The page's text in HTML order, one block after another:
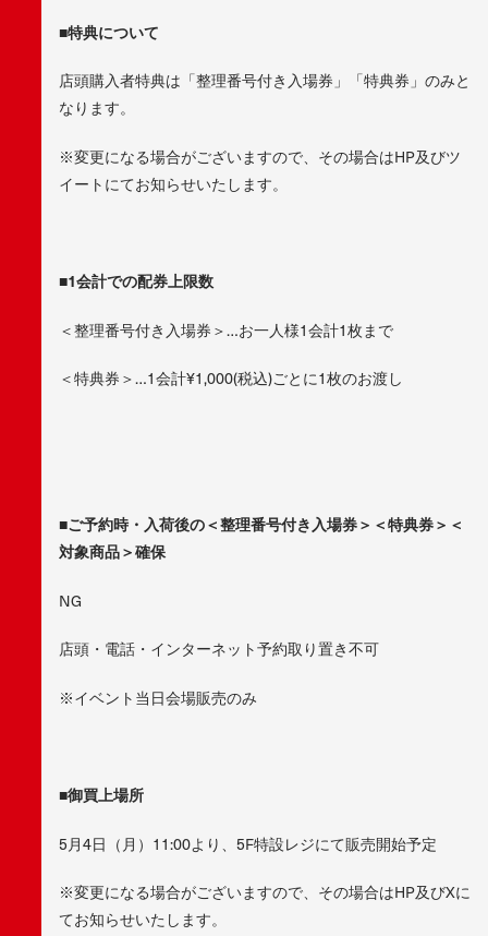
■特典について
店頭購入者特典は「整理番号付き入場券」「特典券」のみと
なります。
※変更になる場合がございますので、その場合はHP及びツ
イートにてお知らせいたします。
■1会計での配券上限数
＜整理番号付き入場券＞…お一人様1会計1枚まで
＜特典券＞…1会計¥1,000(税込)ごとに1枚のお渡し
■ご予約時・入荷後の＜整理番号付き入場券＞＜特典券＞＜
対象商品＞確保
NG
店頭・電話・インターネット予約取り置き不可
※イベント当日会場販売のみ
■御買上場所
5月4日（月）11:00より、5F特設レジにて販売開始予定
※変更になる場合がございますので、その場合はHP及びXに
てお知らせいたします。